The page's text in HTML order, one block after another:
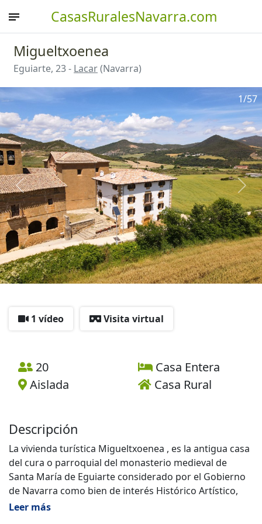
CasasRuralesNavarra.com
Migueltxoenea
Eguiarte, 23 - Lacar(Navarra)
Anterior
1/57
1 vídeo Visita virtual
20
Casa Entera
Aislada
Casa Rural
Descripción
La vivienda turística Migueltxoenea , es la antigua casa
del cura o parroquial del monasterio medieval de
Santa María de Eguiarte considerado por el Gobierno
de Navarra como bien de interés Histórico Artístico,
por lo cual el entorno esta protegido por su calidad e
Leer más